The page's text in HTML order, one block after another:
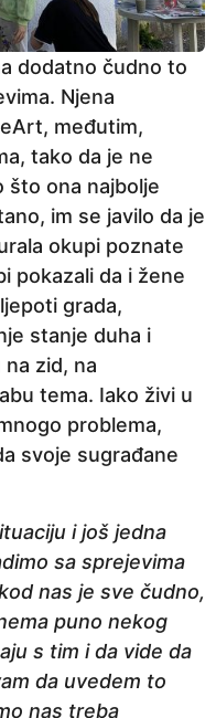
dodatno čudno to
Njena
međutim,
tako da je ne
što ona najbolje
im se javilo da je
okupi poznate
pokazali da i žene
grada,
stanje duha i
zid, na
tema. Iako živi u
problema,
svoje sugrađane
i još jedna
sa sprejevima
nas je sve čudno,
puno nekog
s tim i da vide da
da uvedem to
nas treba